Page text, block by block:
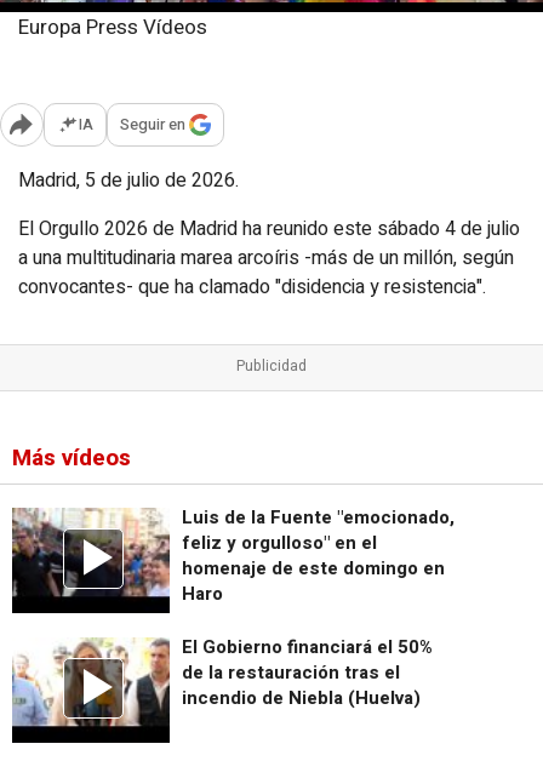
Europa Press Vídeos
Abrir opciones para compartir
IA Seguir en
Madrid, 5 de julio de 2026.
El Orgullo 2026 de Madrid ha reunido este sábado 4 de julio
a una multitudinaria marea arcoíris -más de un millón, según
convocantes- que ha clamado "disidencia y resistencia".
Más vídeos
Luis de la Fuente "emocionado,
feliz y orgulloso" en el
homenaje de este domingo en
Haro
El Gobierno financiará el 50%
de la restauración tras el
incendio de Niebla (Huelva)